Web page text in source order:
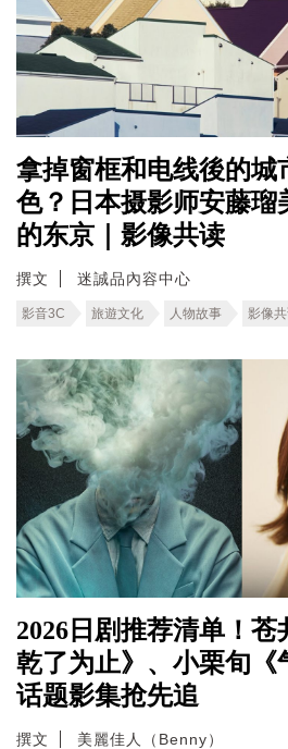
拿掉窗框和电线後的城
色？日本摄影师安藤瑠
的东京｜影像共读
撰文 迷誠品內容中心
影音3C 旅遊文化 人物故事 影像
2026日剧推荐清单！
乾了为止》、小栗旬《
话题影集抢先追
撰文 美麗佳人（Benny）